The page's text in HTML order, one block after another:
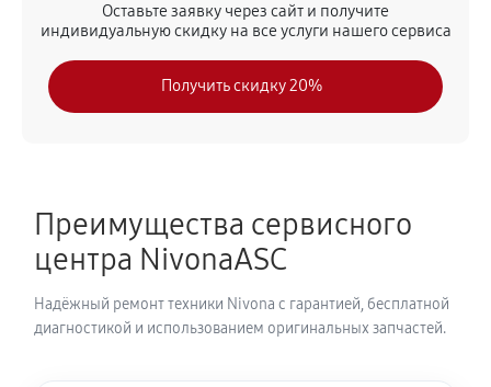
Чистка от кофейных масел
Замена модуля управления
NICR 930
720 руб 40 минут
Ремонт гидросистемы кофемашины Nivona
CafeRomatica NICR 930
Оставьте заявку через сайт и получите
индивидуальную скидку на все услуги нашего сервиса
Получить скидку 20%
Преимущества сервисного
центра NivonaASC
Надёжный ремонт техники Nivona с гарантией, бесплатной
диагностикой и использованием оригинальных запчастей.